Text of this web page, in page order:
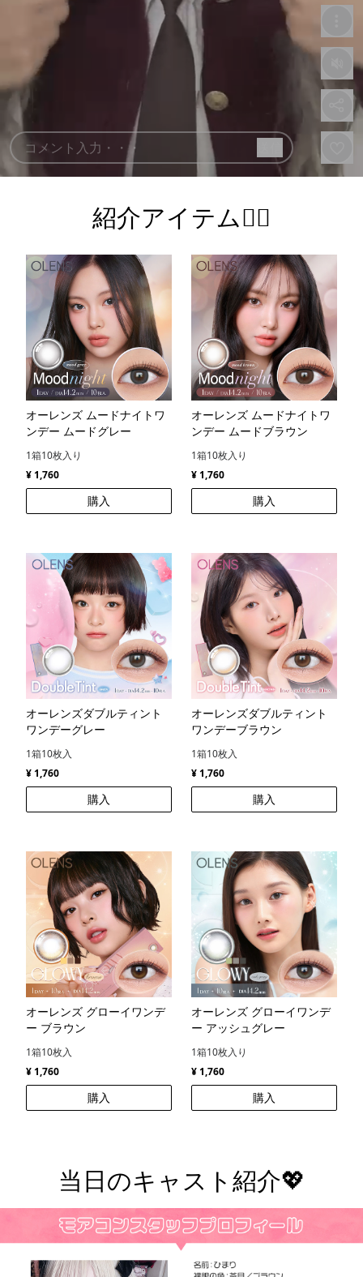
紹介アイテム💁‍♀️
オーレンズ ムードナイトワ
ンデー ムードグレー
1箱10枚入り
¥ 1,760
購入
オーレンズ ムードナイトワ
ンデー ムードブラウン
1箱10枚入り
¥ 1,760
購入
オーレンズダブルティント
ワンデーグレー
1箱10枚入
¥ 1,760
購入
オーレンズダブルティント
ワンデーブラウン
1箱10枚入
¥ 1,760
購入
オーレンズ グローイワンデ
ー ブラウン
1箱10枚入
¥ 1,760
購入
オーレンズ グローイワンデ
ー アッシュグレー
1箱10枚入り
¥ 1,760
購入
当日のキャスト紹介💖